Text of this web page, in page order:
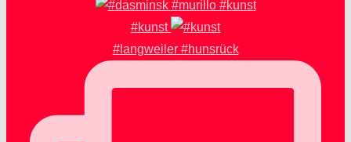
#kunst
#langweiler #hunsrück